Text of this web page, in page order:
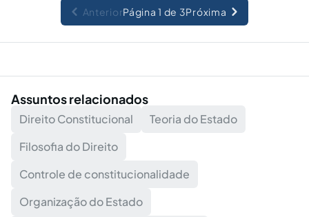
AnteriorPágina 1 de 3Próxima
Assuntos relacionados
Direito Constitucional
Teoria do Estado
Filosofia do Direito
Controle de constitucionalidade
Organização do Estado